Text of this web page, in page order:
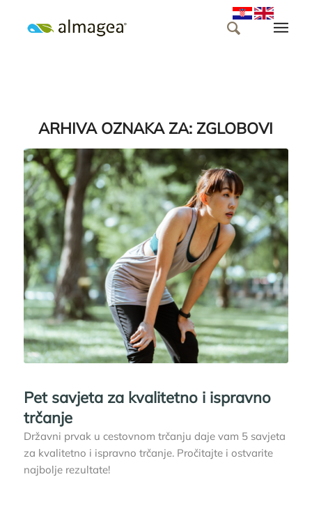
ARHIVA OZNAKA ZA: ZGLOBOVI
Pet savjeta za kvalitetno i ispravno
trčanje
Državni prvak u cestovnom trčanju daje vam 5 savjeta
za kvalitetno i ispravno trčanje. Pročitajte i ostvarite
najbolje rezultate!